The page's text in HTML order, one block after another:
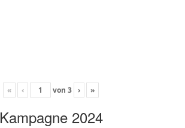
« ‹ von 3 › »
Kampagne 2024